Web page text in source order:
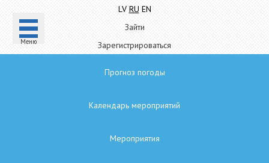
Mеню
LV RU EN
Зайти
Зарегистрироваться
Прогноз погоды
Календарь мероприятий
Мероприятия